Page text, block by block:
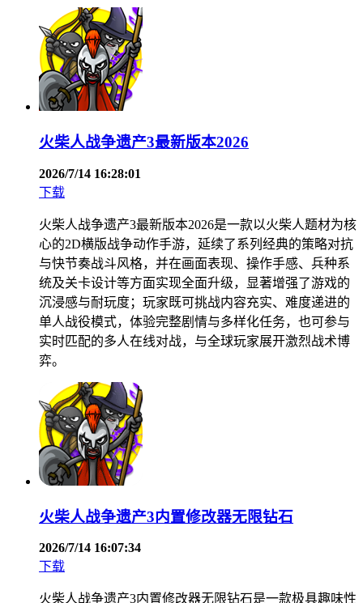
火柴人战争遗产3最新版本2026
2026/7/14 16:28:01
下载
火柴人战争遗产3最新版本2026是一款以火柴人题材为核
心的2D横版战争动作手游，延续了系列经典的策略对抗
与快节奏战斗风格，并在画面表现、操作手感、兵种系
统及关卡设计等方面实现全面升级，显著增强了游戏的
沉浸感与耐玩度；玩家既可挑战内容充实、难度递进的
单人战役模式，体验完整剧情与多样化任务，也可参与
实时匹配的多人在线对战，与全球玩家展开激烈战术博
弈。
火柴人战争遗产3内置修改器无限钻石
2026/7/14 16:07:34
下载
火柴人战争遗产3内置修改器无限钻石是一款极具趣味性